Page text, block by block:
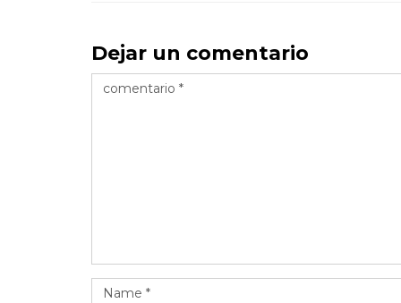
Dejar un comentario